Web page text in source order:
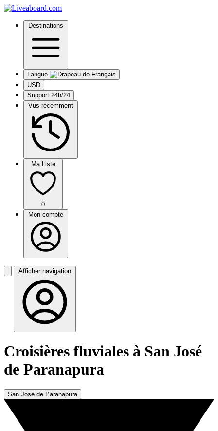
Destinations
Langue
USD
Support 24h/24
Vus récemment
Ma Liste
0
Mon compte
Afficher navigation
Croisières fluviales à San José
de Paranapura
San José de Paranapura